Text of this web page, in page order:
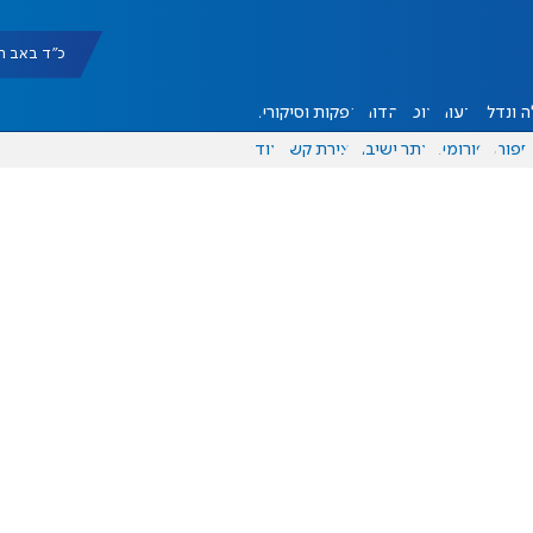
כ"ד באב תשפ"ו
ונדל"ן דעות אוכל יהדות הפקות וסיקורים
ספורט פורומים אתר ישיבה יצירת קשר עוד